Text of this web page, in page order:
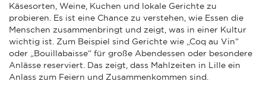
Käsesorten, Weine, Kuchen und lokale Gerichte zu
probieren. Es ist eine Chance zu verstehen, wie Essen die
Menschen zusammenbringt und zeigt, was in einer Kultur
wichtig ist. Zum Beispiel sind Gerichte wie „Coq au Vin“
oder „Bouillabaisse“ für große Abendessen oder besondere
Anlässe reserviert. Das zeigt, dass Mahlzeiten in Lille ein
Anlass zum Feiern und Zusammenkommen sind.